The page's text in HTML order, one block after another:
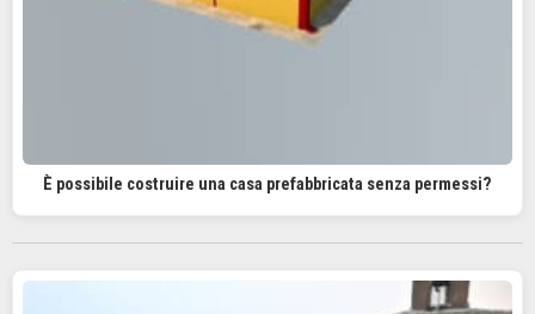
È possibile costruire una casa prefabbricata senza permessi?